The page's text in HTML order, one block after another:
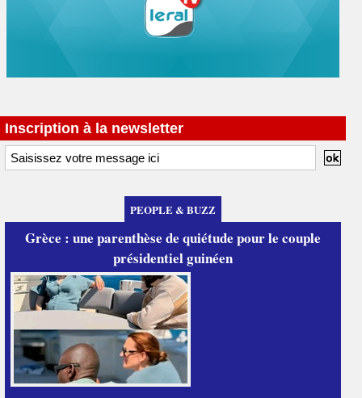
Inscription à la newsletter
PEOPLE & BUZZ
Grèce : une parenthèse de quiétude pour le couple
présidentiel guinéen